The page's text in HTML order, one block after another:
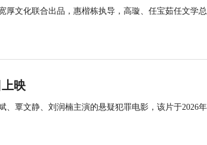
厚文化联合出品，惠楷栋执导，高璇、任宝茹任文学总
映
、覃文静、刘润楠主演的悬疑犯罪电影，该片于2026